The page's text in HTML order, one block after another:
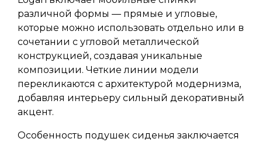
различной формы — прямые и угловые,
которые можно использовать отдельно или в
сочетании с угловой металлической
конструкцией, создавая уникальные
композиции. Четкие линии модели
перекликаются с архитектурой модернизма,
добавляя интерьеру сильный декоративный
акцент.
Особенность подушек сиденья заключается